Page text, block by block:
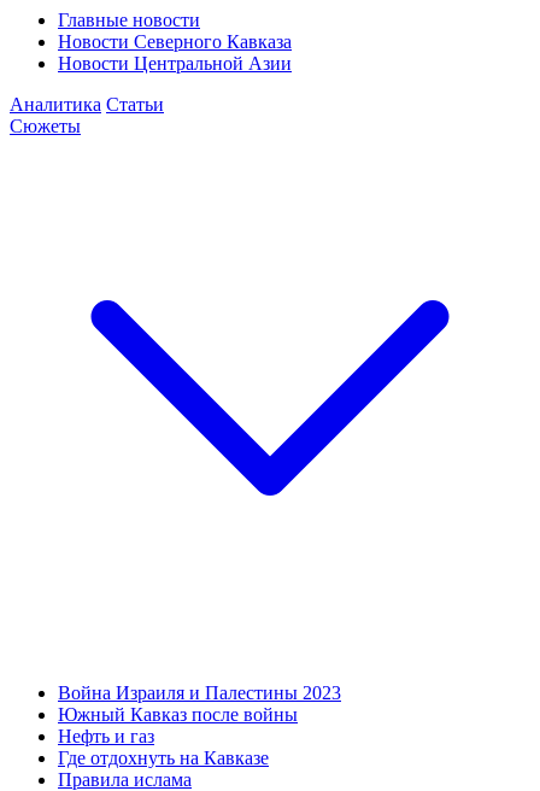
Главные новости
Новости Северного Кавказа
Новости Центральной Азии
Аналитика Статьи
Сюжеты
Война Израиля и Палестины 2023
Южный Кавказ после войны
Нефть и газ
Где отдохнуть на Кавказе
Правила ислама